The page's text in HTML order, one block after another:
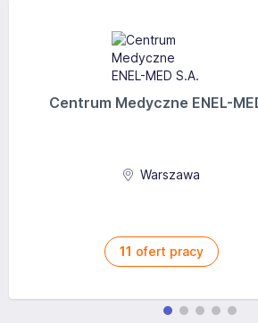
Centrum Medyczne ENEL-
Warszawa
11 ofert pracy